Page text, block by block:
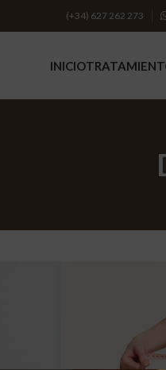
(+34) 627 262 273
INICIO